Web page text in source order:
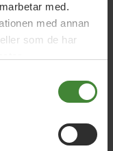
med.
med annan
som de har